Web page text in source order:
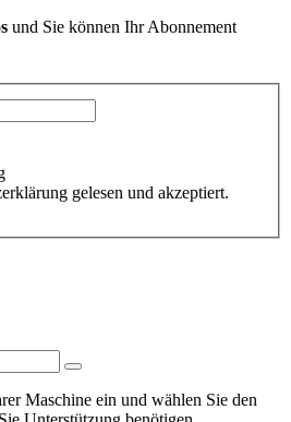
und Sie können Ihr Abonnement
gelesen und akzeptiert.
Maschine ein und wählen Sie den